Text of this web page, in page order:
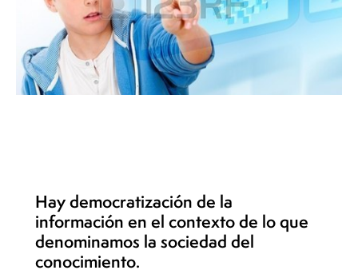
Hay democratización de la
información en el contexto de lo que
denominamos la sociedad del
conocimiento.